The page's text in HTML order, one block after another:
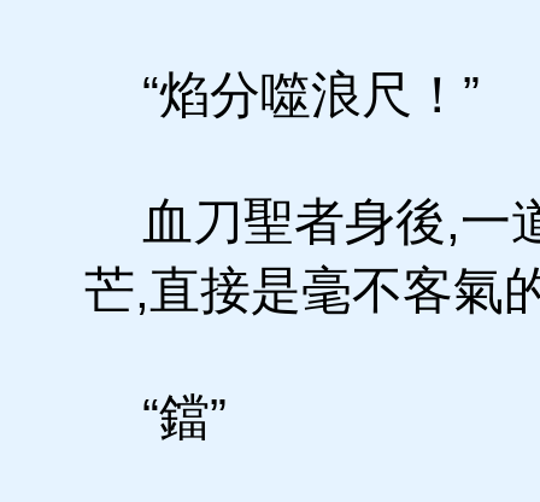
“焰分噬浪尺！”
血刀聖者身後,一
芒,直接是毫不客氣
“鐺”